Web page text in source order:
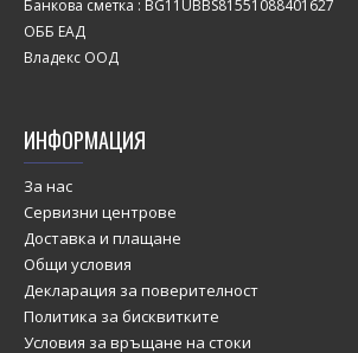
Банкова сметка : BG11UBBS81551088401627
ОББ ЕАД
Владекс ООД
ИНФОРМАЦИЯ
За нас
Сервизни центрове
Доставка и плащане
Общи условия
Декларация за поверителност
Политика за бисквитките
Условия за връщане на стоки